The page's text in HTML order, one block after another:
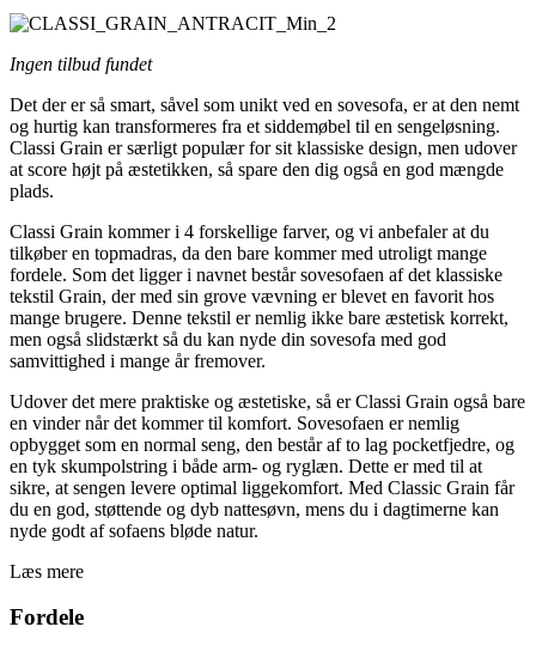
Ingen tilbud fundet
Det der er så smart, såvel som unikt ved en sovesofa, er at den nemt
og hurtig kan transformeres fra et siddemøbel til en sengeløsning.
Classi Grain er særligt populær for sit klassiske design, men udover
at score højt på æstetikken, så spare den dig også en god mængde
plads.
Classi Grain kommer i 4 forskellige farver, og vi anbefaler at du
tilkøber en topmadras, da den bare kommer med utroligt mange
fordele. Som det ligger i navnet består sovesofaen af det klassiske
tekstil Grain, der med sin grove vævning er blevet en favorit hos
mange brugere. Denne tekstil er nemlig ikke bare æstetisk korrekt,
men også slidstærkt så du kan nyde din sovesofa med god
samvittighed i mange år fremover.
Udover det mere praktiske og æstetiske, så er Classi Grain også bare
en vinder når det kommer til komfort. Sovesofaen er nemlig
opbygget som en normal seng, den består af to lag pocketfjedre, og
en tyk skumpolstring i både arm- og ryglæn. Dette er med til at
sikre, at sengen levere optimal liggekomfort. Med Classic Grain får
du en god, støttende og dyb nattesøvn, mens du i dagtimerne kan
nyde godt af sofaens bløde natur.
Læs mere
Fordele